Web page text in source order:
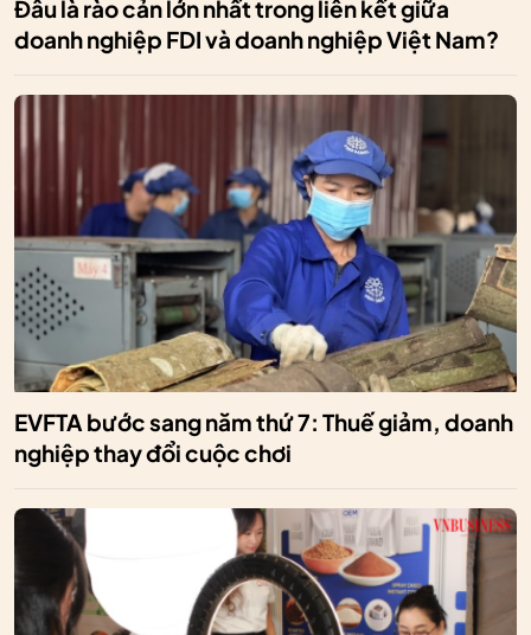
Đâu là rào cản lớn nhất trong liên kết giữa
doanh nghiệp FDI và doanh nghiệp Việt Nam?
EVFTA bước sang năm thứ 7: Thuế giảm, doanh
nghiệp thay đổi cuộc chơi